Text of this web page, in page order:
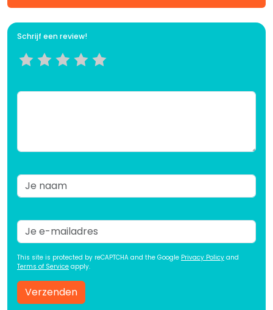
Schrijf een review!
This site is protected by reCAPTCHA and the Google Privacy Policy and
Terms of Service apply.
Verzenden